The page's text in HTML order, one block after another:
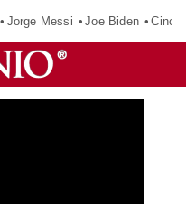
Jorge Messi Joe Biden